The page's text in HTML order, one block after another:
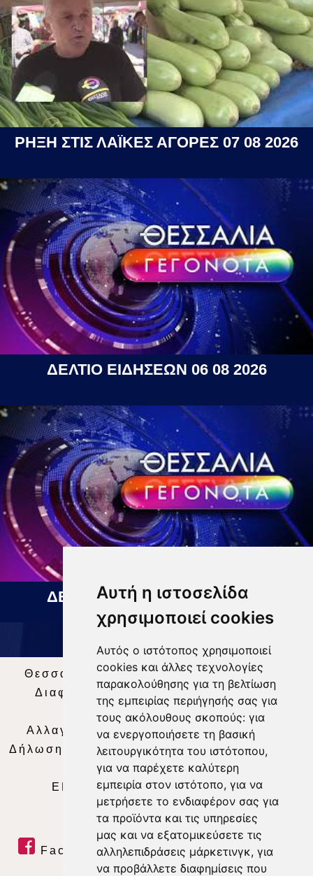
Αυτή η ιστοσελίδα
χρησιμοποιεί cookies
Αυτός ο ιστότοπος χρησιμοποιεί
cookies και άλλες τεχνολογίες
παρακολούθησης για τη βελτίωση
της εμπειρίας περιήγησής σας για
τους ακόλουθους σκοπούς: για
να ενεργοποιήσετε τη βασική
λειτουργικότητα του ιστότοπου,
για να παρέχετε καλύτερη
εμπειρία στον ιστότοπο, για να
μετρήσετε το ενδιαφέρον σας για
τα προϊόντα και τις υπηρεσίες
μας και να εξατομικεύσετε τις
αλληλεπιδράσεις μάρκετινγκ, για
να προβάλλετε διαφημίσεις που
ΡΗΞΗ ΣΤΙΣ ΛΑΪΚΕΣ ΑΓΟΡΕΣ 07 08 2026
ΔΕΛΤΙΟ ΕΙΔΗΣΕΩΝ 06 08 2026
ΔΕΛΤΙΟ ΕΙΔΗΣΕΩΝ 07 08 2026
Θεσσαλία Τηλεόραση|SNG Services
Διαφήμιση | Όροι Χρήσης |Δήλωση
Απορρήτου |
Περιεχόμενο
Αλλαγή Προτιμήσεων για τα Cookies
Δήλωση συμμόρφωσης με τη σύσταση (ΕΕ)
2018/334|Ταυτότητα
ΕΝΗΜΕΡΩΣΗ |WEB TV| LIVE
Facebook| Twitter | Youtube
RSS Feed